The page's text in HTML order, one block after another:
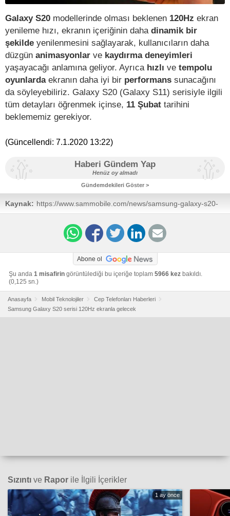
Galaxy S20 modellerinde olması beklenen 120Hz ekran
yenileme hızı, ekranın içeriğinin dahadinamik bir
şekilde yenilenmesini sağlayarak, kullanıcıların daha
düzgün animasyonlar ve kaydırma deneyimleri
yaşayacağı anlamına geliyor. Ayrıca hızlı ve tempolu
oyunlardaekranın daha iyi bir performans sunacağını
da söyleyebiliriz. Galaxy S20 (Galaxy S11) serisiyle ilgili
tüm detayları öğrenmek içinse, 11 Şubat tarihini
beklememiz gerekiyor.
(Güncellendi: 7.1.2020 13:22)
Haberi Gündem Yap
Henüz oy almadı
Gündemdekileri Göster >
Kaynak: https://www.sammobile.com/news/samsung-galaxy-s20-
super-smooth-120hz-display/
Abone ol
Şu anda 1 misafirin görüntülediği bu içeriğe toplam 5966 kez bakıldı.
(0,125 sn.)
Anasayfa Mobil Teknolojiler
Cep Telefonları Haberleri
Samsung Galaxy S20 serisi 120Hz ekranla gelecek
Sızıntı ve Rapor ile İlgili İçerikler
1 ay önce